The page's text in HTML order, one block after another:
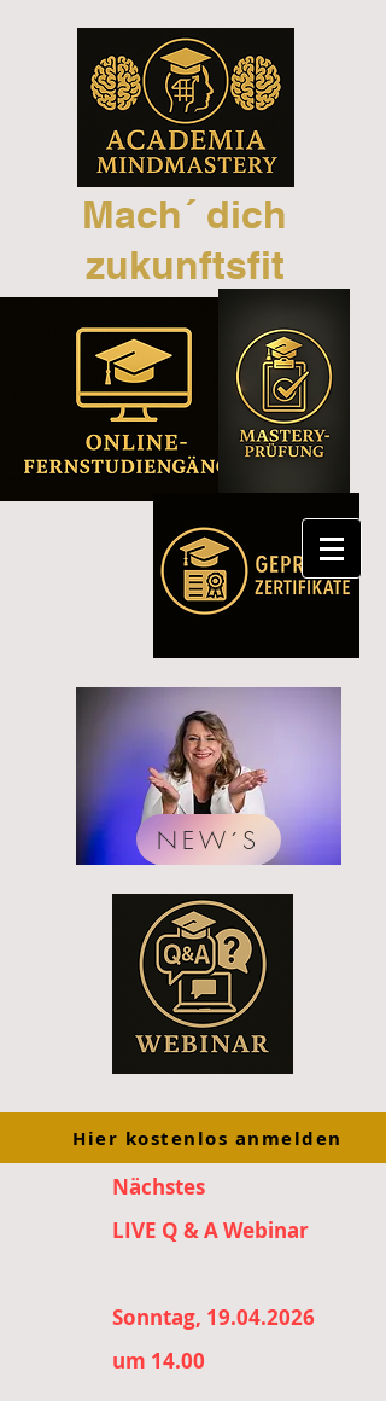
Mach´ dich
zukunftsfit
NEW´S
Hier kostenlos anmelden
Nächstes
LIVE Q & A Webinar
Sonntag, 19.04.2026
um 14.00